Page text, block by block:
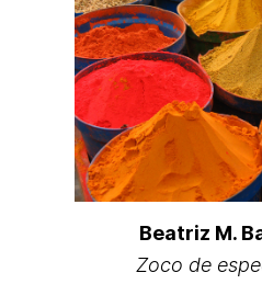
Beatriz M.
Zoco de